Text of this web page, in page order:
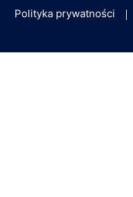
Polityka prywatności